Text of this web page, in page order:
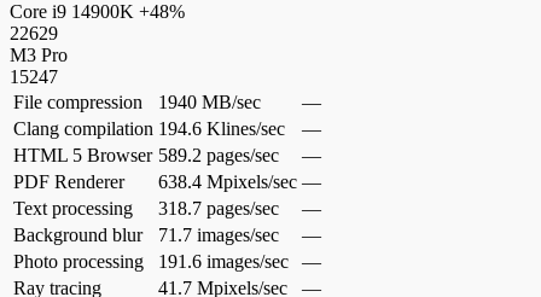
Core i9 14900K +48%
22629
M3 Pro
15247
File compression
1940 MB/sec
—
Clang compilation 194.6 Klines/sec
—
HTML 5 Browser 589.2 pages/sec
—
PDF Renderer
638.4 Mpixels/sec —
Text processing
318.7 pages/sec
—
Background blur
71.7 images/sec
—
Photo processing
191.6 images/sec
—
Ray tracing
41.7 Mpixels/sec
—